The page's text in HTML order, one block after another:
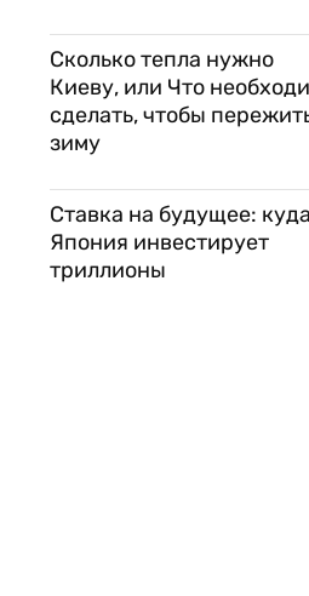
Сколько тепла нужно
Киеву, или Что
сделать, чтобы
зиму
Ставка на будущее: куда
Япония инвестирует
триллионы